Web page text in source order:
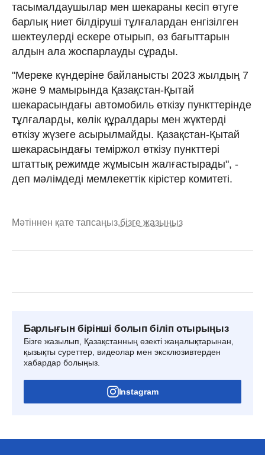
тасымалдаушылар мен шекараны кесіп өтуге
барлық ниет білдіруші тұлғалардан енгізілген
шектеулерді ескере отырып, өз бағыттарын
алдын ала жоспарлауды сұрады.
"Мереке күндеріне байланысты 2023 жылдың 7
және 9 мамырында Қазақстан-Қытай
шекарасындағы автомобиль өткізу пункттерінде
тұлғаларды, көлік құралдары мен жүктерді
өткізу жүзеге асырылмайды. Қазақстан-Қытай
шекарасындағы теміржол өткізу пункттері
штаттық режимде жұмысын жалғастырады", -
деп мәлімдеді мемлекеттік кірістер комитеті.
Мәтіннен қате тапсаңыз,бізге жазыңыз
Барлығын бірінші болып біліп отырыңыз
Бізге жазылып, Қазақстанның өзекті жаңалықтарынан,
қызықты суреттер, видеолар мен эксклюзивтерден
хабардар болыңыз.
Instagram